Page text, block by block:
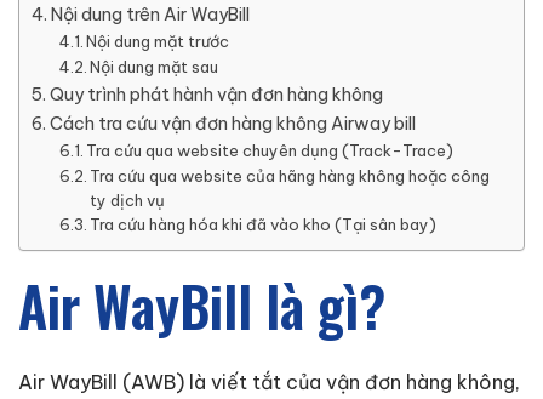
Nội dung trên Air WayBill
Nội dung mặt trước
Nội dung mặt sau
Quy trình phát hành vận đơn hàng không
Cách tra cứu vận đơn hàng không Airway bill
Tra cứu qua website chuyên dụng (Track-Trace)
Tra cứu qua website của hãng hàng không hoặc công
ty dịch vụ
Tra cứu hàng hóa khi đã vào kho (Tại sân bay)
Air WayBill là gì?
Air WayBill (AWB) là viết tắt của vận đơn hàng không,